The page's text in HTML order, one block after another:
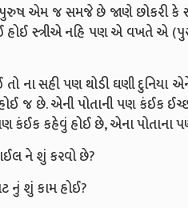
એમ જ સમજે છે જાણે છોકરી કે
હોઈ સ્ત્રીએ નહિ પણ એ વખતે એ
ના સહી પણ થોડી ઘણી દુનિયા
જ છે. એની પોતાની પણ કંઈક
કંઈક કહેવું હોઈ છે, એના પોતાના
ને શું કરવો છે?
નું શું કામ હોઈ?